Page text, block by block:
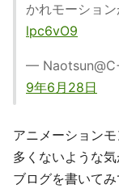
かれモーション
lpc6vO9
—
9年6月28日
アニメーション
多くないような
ブログを書いてみ